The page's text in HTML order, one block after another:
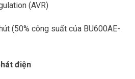
(AVR)
(50% công suất của BU600AE-
điện